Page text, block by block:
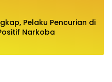
Pelaku Pencurian di
Narkoba